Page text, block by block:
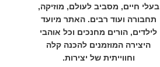
בעלי חיים, מסביב לעולם, מוזיקה,
תחבורה ועוד רבים. האתר מיועד
לילדים, הורים מחנכים וכל אוהבי
היצירה המוזמנים להכנה קלה
וחווייתית של יצירות.